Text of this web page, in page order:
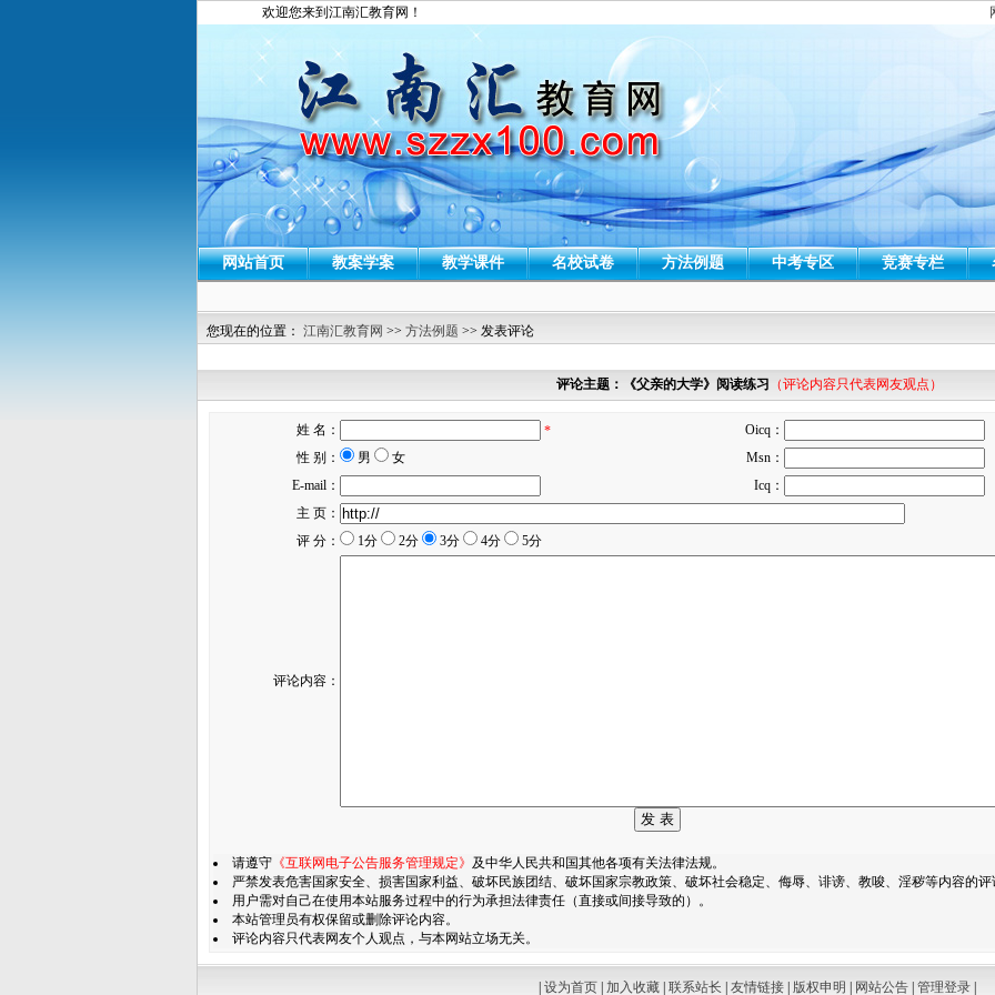
欢迎您来到江南汇教育网！
网站首页 教案学案 教学课件 名校试卷 方法例题 中考专区 竞赛专栏
您现在的位置： 江南汇教育网 >> 方法例题 >> 发表评论
评论主题：《父亲的大学》阅读练习 （评论内容只代表网友观点）
姓 名： *
Oicq：
性 别：
男 女
Msn：
E-mail：
Icq：
主 页：
评 分：
1分 2分 3分 4分 5分
评论内容：
请遵守 《互联网电子公告服务管理规定》 及中华人民共和国其他各项有关法律法规。
严禁发表危害国家安全、损害国家利益、破坏民族团结、破坏国家宗教政策、破坏社会稳定、侮辱、诽谤、教唆、淫秽等内容的评
用户需对自己在使用本站服务过程中的行为承担法律责任（直接或间接导致的）。
本站管理员有权保留或删除评论内容。
评论内容只代表网友个人观点，与本网站立场无关。
设为首页| 加入收藏| 联系站长 友情链接| 版权申明 网站公告| 管理登录|